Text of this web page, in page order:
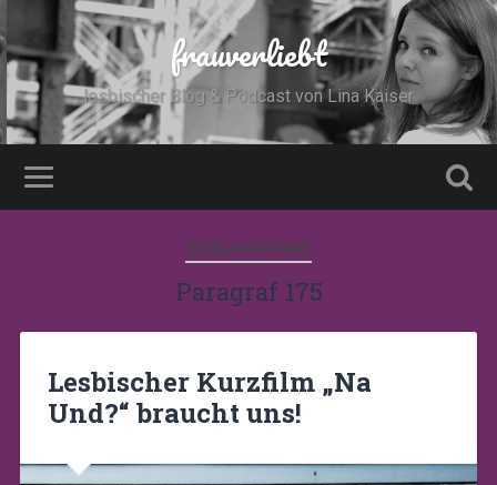
frauverliebt
lesbischer Blog & Podcast von Lina Kaiser
SCHLAGWORT
Paragraf 175
Lesbischer Kurzfilm „Na
Und?“ braucht uns!